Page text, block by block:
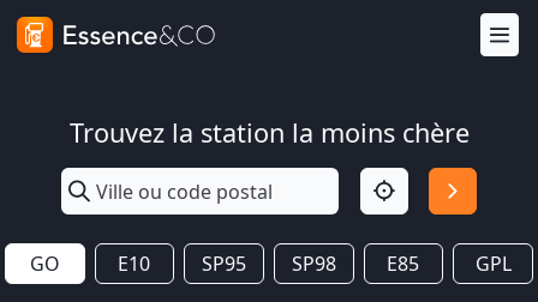
Trouvez la station la moins chère
GO E10 SP95 SP98 E85 GPL